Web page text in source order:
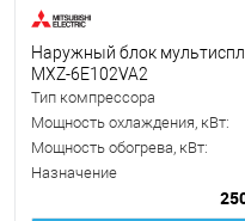
Наружный блок
MXZ-6E102VA2
Тип компрессора
Мощность охлаждения, кВт:
Мощность обогрева, кВт:
Назначение